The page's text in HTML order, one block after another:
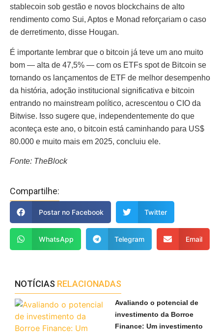
stablecoin sob gestão e novos blockchains de alto
rendimento como Sui, Aptos e Monad reforçariam o caso
de derretimento, disse Hougan.
É importante lembrar que o bitcoin já teve um ano muito
bom — alta de 47,5% — com os ETFs spot de Bitcoin se
tornando os lançamentos de ETF de melhor desempenho
da história, adoção institucional significativa e bitcoin
entrando no mainstream político, acrescentou o CIO da
Bitwise. Isso sugere que, independentemente do que
aconteça este ano, o bitcoin está caminhando para US$
80.000 e muito mais em 2025, concluiu ele.
Fonte: TheBlock
Compartilhe:
Postar no Facebook Twitter
WhatsApp Telegram Email
NOTÍCIAS RELACIONADAS
Avaliando o potencial de
investimento da Borroe
Finance: Um investimento